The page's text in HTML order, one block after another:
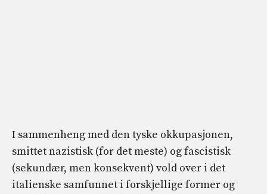
I sammenheng med den tyske okkupasjonen,
smittet nazistisk (for det meste) og fascistisk
(sekundær, men konsekvent) vold over i det
italienske samfunnet i forskjellige former og